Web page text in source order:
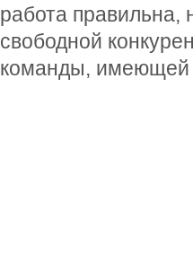
работа правильна,
свободной
команды, имеющей